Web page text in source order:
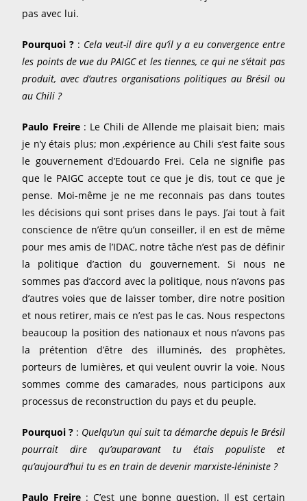
pas avec lui.
Pourquoi ? : Cela veut-il dire qu’il y a eu convergence entre
les points de vue du PAIGC et les tiennes, ce qui ne s’était pas
produit, avec d’autres organisations politiques au Brésil ou
au Chili ?
Paulo Freire: Le Chili de Allende me plaisait bien; mais
je n’y étais plus; mon ,expérience au Chili s’est faite sous
le gouvernement d’Edouardo Frei. Cela ne signifie pas
que le PAIGC accepte tout ce que je dis, tout ce que je
pense. Moi-même je ne me reconnais pas dans toutes
les décisions qui sont prises dans le pays. J’ai tout à fait
conscience de n’être qu’un conseiller, il en est de même
pour mes amis de l’IDAC, notre tâche n’est pas de définir
la politique d’action du gouvernement. Si nous ne
sommes pas d’accord avec la politique, nous n’avons pas
d’autres voies que de laisser tomber, dire notre position
et nous retirer, mais ce n’est pas le cas. Nous respectons
beaucoup la position des nationaux et nous n’avons pas
la prétention d’être des illuminés, des prophètes,
porteurs de lumières, et qui veulent ouvrir la voie. Nous
sommes comme des camarades, nous participons aux
processus de reconstruction du pays et du peuple.
Pourquoi ? : Quelqu’un qui suit ta démarche depuis le Brésil
pourrait dire qu’auparavant tu étais populiste et
qu’aujourd’hui tu es en train de devenir marxiste-léniniste ?
Paulo Freire : C’est une bonne question. Il est certain